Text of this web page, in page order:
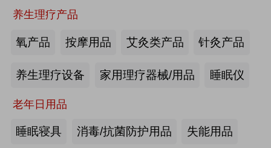
养生理疗产品
氧产品 按摩用品 艾灸类产品 针灸产品
养生理疗设备 家用理疗器械/用品 睡眠仪
老年日用品
睡眠寝具 消毒/抗菌防护用品 失能用品
来源:注册会员